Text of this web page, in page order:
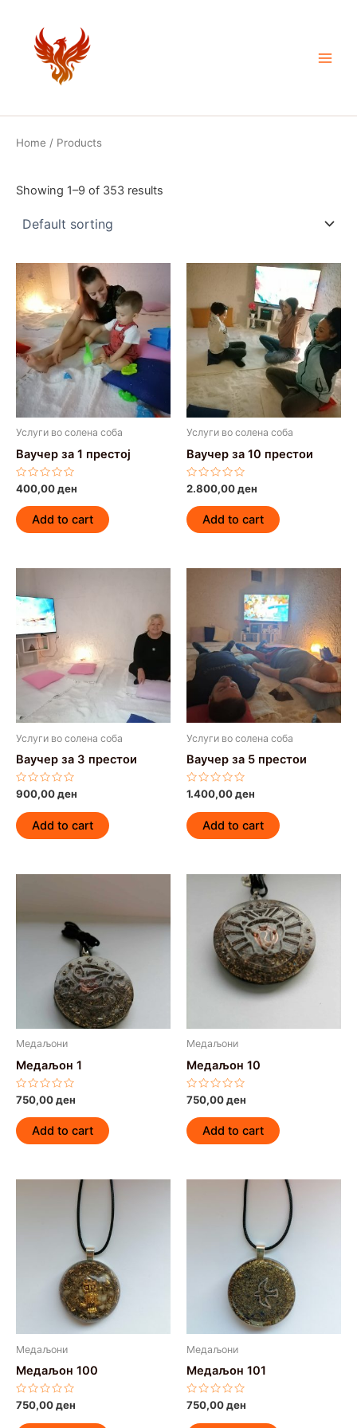
content
Home / Products
Showing 1–9 of 353 results
Услуги во солена соба
Ваучер за 1 престој
Rated
0
out
of
5
400,00ден
Add to cart
Услуги во солена соба
Ваучер за 10 престои
Rated
0
out
of
5
2.800,00ден
Add to cart
Услуги во солена соба
Ваучер за 3 престои
Rated
out
of
5
900,00ден
Add to cart
Услуги во солена соба
Ваучер за 5 престои
Rated
out
of
5
1.400,00ден
Add to cart
Медаљони
Медаљон 1
Rated
0
out
of
5
750,00ден
Add to cart
Медаљони
Медаљон 10
Rated
0
out
of
5
750,00ден
Add to cart
Медаљони
Медаљон 100
Rated
out
750,00ден
Медаљони
Медаљон 101
Rated
out
750,00ден